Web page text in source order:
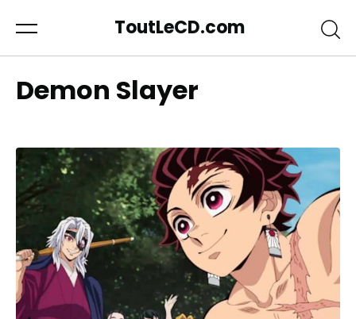
ToutLeCD.com
Demon Slayer